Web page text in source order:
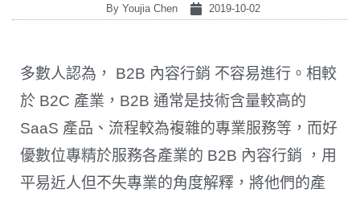
By Youjia Chen 2019-10-02
多數人認為， B2B 內容行銷 不容易進行。相較
於 B2C 產業，B2B 通常是技術含量較高的
SaaS 產品、流程較為複雜的專業服務等，而好
優數位專精於服務各產業的 B2B 內容行銷 ，用
平易近人但不失專業的角度解釋，將他們的產